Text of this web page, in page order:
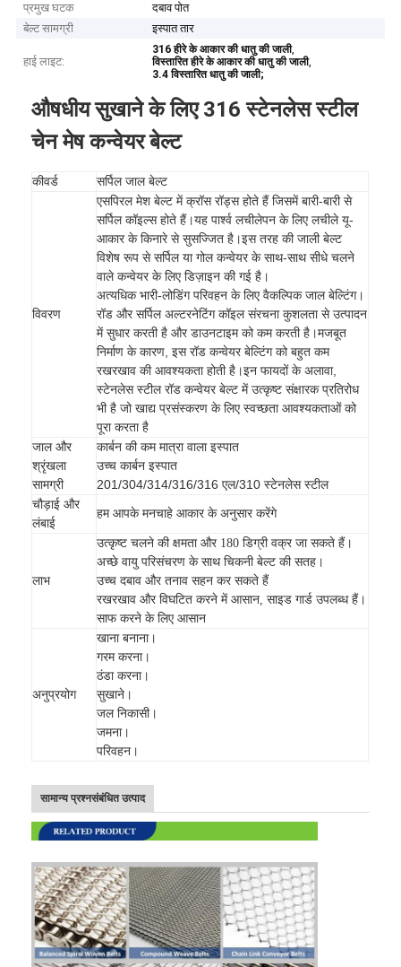
प्रमुख घटक
दबाव पोत
बेल्ट सामग्री
इस्पात तार
हाई लाइट:
316 हीरे के आकार की धातु की जाली,
विस्तारित हीरे के आकार की धातु की जाली,
3.4 विस्तारित धातु की जाली;
औषधीय सुखाने के लिए 316 स्टेनलेस स्टील
चेन मेष कन्वेयर बेल्ट
कीवर्ड सर्पिल जाल बेल्ट
विवरण
एसपिरल मेश बेल्ट में क्रॉस रॉड्स होते हैं जिसमें बारी-बारी से
सर्पिल कॉइल्स होते हैं।यह पार्श्व लचीलेपन के लिए लचीले यू-
आकार के किनारे से सुसज्जित है।इस तरह की जाली बेल्ट
विशेष रूप से सर्पिल या गोल कन्वेयर के साथ-साथ सीधे चलने
वाले कन्वेयर के लिए डिज़ाइन की गई है।
अत्यधिक भारी-लोडिंग परिवहन के लिए वैकल्पिक जाल बेल्टिंग।
रॉड और सर्पिल अल्टरनेटिंग कॉइल संरचना कुशलता से उत्पादन
में सुधार करती है और डाउनटाइम को कम करती है।मजबूत
निर्माण के कारण, इस रॉड कन्वेयर बेल्टिंग को बहुत कम
रखरखाव की आवश्यकता होती है।इन फायदों के अलावा,
स्टेनलेस स्टील रॉड कन्वेयर बेल्ट में उत्कृष्ट संक्षारक प्रतिरोध
भी है जो खाद्य प्रसंस्करण के लिए स्वच्छता आवश्यकताओं को
पूरा करता है
जाल और
श्रृंखला
सामग्री
कार्बन की कम मात्रा वाला इस्पात
उच्च कार्बन इस्पात
201/304/314/316/316 एल/310 स्टेनलेस स्टील
चौड़ाई और
लंबाई
हम आपके मनचाहे आकार के अनुसार करेंगे
लाभ
उत्कृष्ट चलने की क्षमता और 180 डिग्री वक्र जा सकते हैं।
अच्छे वायु परिसंचरण के साथ चिकनी बेल्ट की सतह।
उच्च दबाव और तनाव सहन कर सकते हैं
रखरखाव और विघटित करने में आसान, साइड गार्ड उपलब्ध हैं।
साफ करने के लिए आसान
अनुप्रयोग
खाना बनाना।
गरम करना।
ठंडा करना।
सुखाने।
जल निकासी।
जमना।
परिवहन।
सामान्य प्रश्नसंबंधित उत्पाद